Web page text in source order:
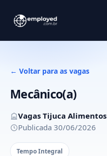
← Voltar para as vagas
Mecânico(a)
Vagas Tijuca Alimentos
Publicada 30/06/2026
Tempo Integral